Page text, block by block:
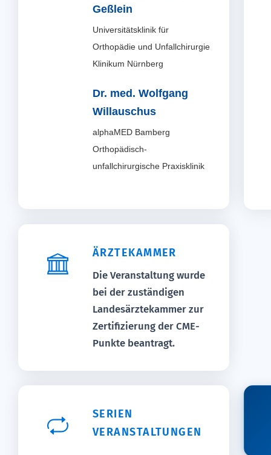
Geßlein
Universitätsklinik für
Orthopädie und Unfallchirurgie
Klinikum Nürnberg
Dr. med. Wolfgang
Willauschus
alphaMED Bamberg
Orthopädisch-
unfallchirurgische Praxisklinik
ÄRZTEKAMMER
Die Veranstaltung wurde
bei der zuständigen
Landesärztekammer zur
Zertifizierung der CME-
Punkte beantragt.
SERIEN
VERANSTALTUNGEN